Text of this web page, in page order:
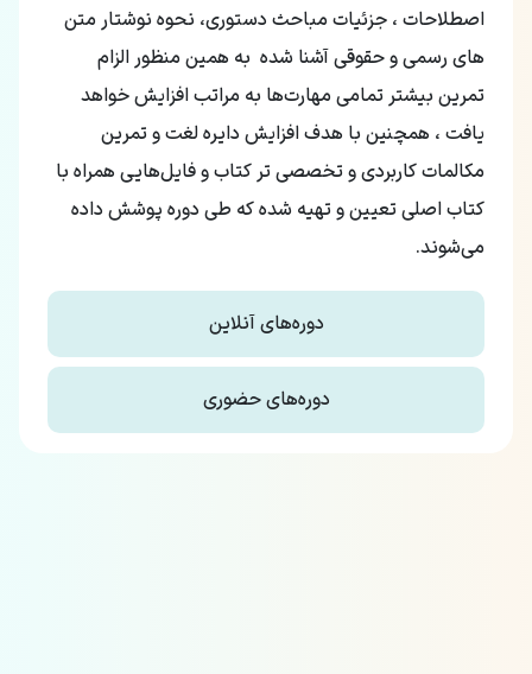
اصطلاحات ، جزئیات مباحث دستوری، نحوه نوشتار متن
های رسمی و حقوقی آشنا شده به همین منظور الزام
تمرین بیشتر تمامی مهارت‌ها به مراتب افزایش خواهد
یافت ، همچنین با هدف افزایش دایره لغت و تمرین
مکالمات کاربردی و تخصصی تر کتاب و فایل‌هایی همراه با
کتاب اصلی تعیین و تهیه شده که طی دوره پوشش داده
می‌شوند.
دوره‌های آنلاین
دوره‌های حضوری